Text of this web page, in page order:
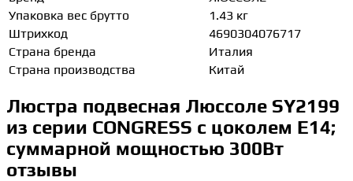
Упаковка вес брутто
1.43 кг
Штрихкод
4690304076717
Страна бренда
Италия
Страна производства
Китай
Люстра подвесная Люссоле SY2199
из серии CONGRESS с цоколем E14;
суммарной мощностью 300Вт
отзывы